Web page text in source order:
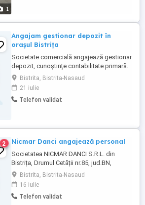
1
Angajam gestionar depozit în
orașul Bistrița
Societate comercială angajează gestionar
depozit, cunoștințe contabilitate primară.
Bistrita, Bistrita-Nasaud
21 iulie
Telefon validat
2 Nicmar Danci angajează personal
Societatea NICMAR DANCI S.R.L. din
Bistrița, Drumul Cetății nr.85, jud.BN,
angajează 3 muncitori necalificați la
asamblarea pieselor, cod COR 932906.
SALARIU 4500 lei brut. Pentru mai multe
detalii contactați-ne.
Bistrita, Bistrita-Nasaud
16 iulie
Telefon validat